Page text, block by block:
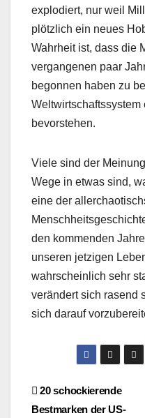
explodiert, nur weil
plötzlich ein neues
Wahrheit ist, dass die
vergangenen paar
begonnen haben zu
Weltwirtschaftssystem
bevorstehen.
Viele sind der
Wege in etwas sind,
eine der
den kommenden
unseren jetzigen
wahrscheinlich sehr
verändert sich rasend
sich darauf
20 schockierende
Bestmarken der US-